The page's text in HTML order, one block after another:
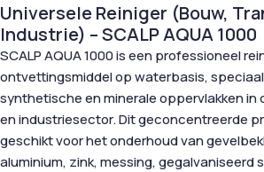
Universele Reiniger (Bouw,
Industrie) – SCALP AQUA 1000
SCALP AQUA 1000 is een professioneel
ontvettingsmiddel op waterbasis,
synthetische en minerale oppervlakken
en industriesector. Dit geconcentreerde
geschikt voor het onderhoud van
aluminium, zink, messing, gegalvaniseerd